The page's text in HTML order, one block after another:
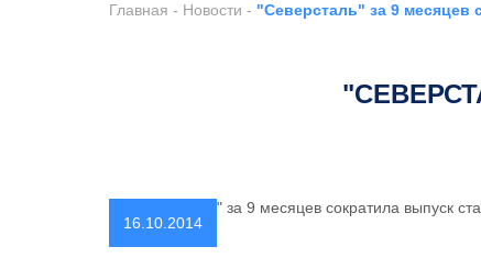
Главная - Новости - "Северсталь" за 9 месяцев
16.10.2014